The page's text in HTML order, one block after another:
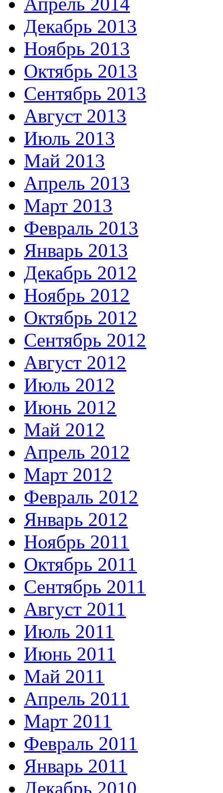
Декабрь 2013
Ноябрь 2013
Октябрь 2013
Сентябрь 2013
Август 2013
Июль 2013
Май 2013
Апрель 2013
Март 2013
Февраль 2013
Январь 2013
Декабрь 2012
Ноябрь 2012
Октябрь 2012
Сентябрь 2012
Август 2012
Июль 2012
Июнь 2012
Май 2012
Апрель 2012
Март 2012
Февраль 2012
Январь 2012
Ноябрь 2011
Октябрь 2011
Сентябрь 2011
Август 2011
Июль 2011
Июнь 2011
Май 2011
Апрель 2011
Март 2011
Февраль 2011
Январь 2011
Декабрь 2010